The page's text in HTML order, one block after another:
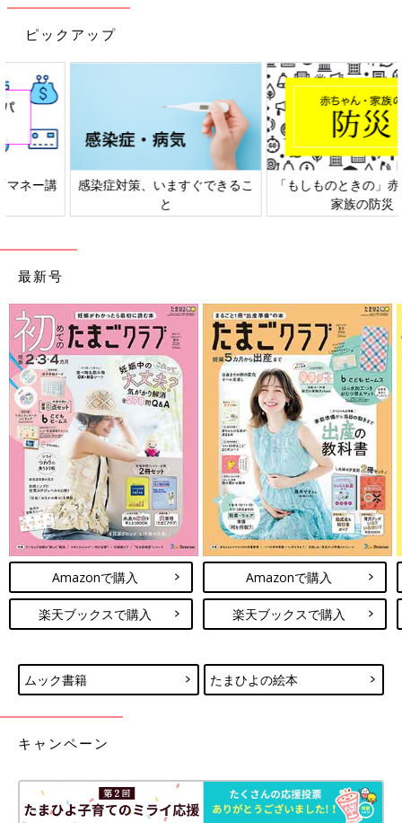
ピックアップ
感染症対策、いますぐできるこ
「もしものときの」赤ちゃん・
最新号
Amazonで購入
楽天ブックスで購入
Amazonで購入
楽天ブックスで購入
ムック書籍 たまひよの絵本
キャンペーン